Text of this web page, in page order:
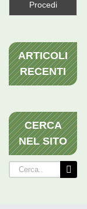
ARTICOLI
RECENTI
CERCA
NEL SITO
Cerca
per: